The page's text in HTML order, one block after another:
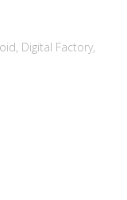
, Digital Factory,